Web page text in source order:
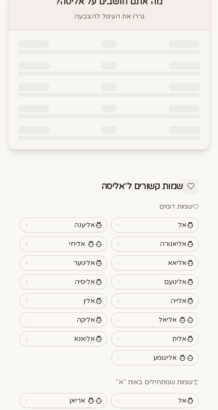
גררו את העיגול להצבעה
שמות קשורים ל־אליסה
שמות דומים
אל אליענה
אליאנורה אליחי
אליאא אלינוער
אלינועם אליסיה
אלייה אלין
אליאל אליקה
אלית אליאנא
אלישמע
שמות שמתחילים באות "א"
אל אריאן